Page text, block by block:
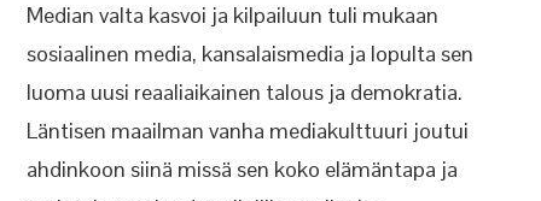
Median valta kasvoi ja kilpailuun tuli mukaan
sosiaalinen media, kansalaismedia ja lopulta sen
luoma uusi reaaliaikainen talous ja demokratia.
Läntisen maailman vanha mediakulttuuri joutui
ahdinkoon siinä missä sen koko elämäntapa ja